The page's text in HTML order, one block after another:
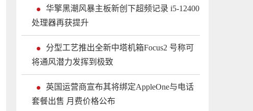
华擎黑潮风暴主板新创下超频记录 i5-12400
处理器再获提升
分型工艺推出全新中塔机箱Focus2 号称可
将通风潜力发挥到极致
英国运营商宣布其将绑定AppleOne与电话
套餐出售 月费价格公布